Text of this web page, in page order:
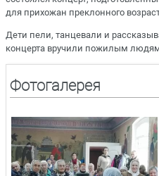
для прихожан преклонного
Дети пели, танцевали и
концерта вручили пожилым людям
Фотогалерея